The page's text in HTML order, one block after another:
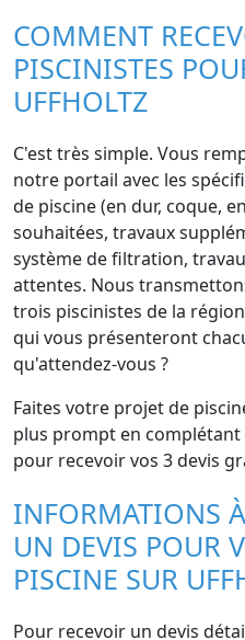
COMMENT
PISCINISTES
UFFHOLTZ
C'est très simple. Vous
notre portail avec les
de piscine (en dur, coque,
souhaitées, travaux
système de filtration,
attentes. Nous
trois piscinistes de la
qui vous présenteront
qu'attendez-vous ?
Faites votre projet de
plus prompt en
pour recevoir vos 3 devis
INFORMATIONS
UN DEVIS POUR
PISCINE SUR
Pour recevoir un devis